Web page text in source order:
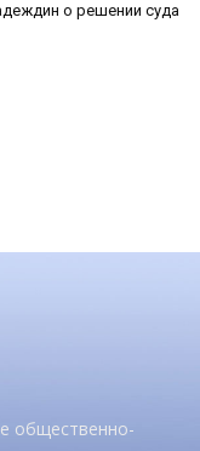
о решении суда
общественно-